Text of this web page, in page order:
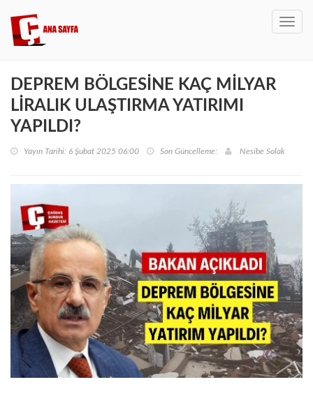
DEPREM BÖLGESİNE KAÇ MİLYAR
LİRALIK ULAŞTIRMA YATIRIMI
YAPILDI?
Yayın Tarihi: 6 Şubat 2025 06:00 Son Güncelleme: Nesibe Solak